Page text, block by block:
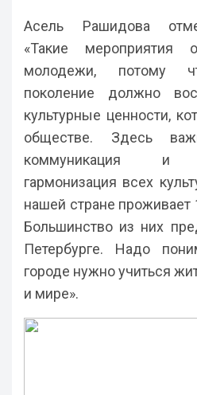
Асель Рашидова
«Такие
молодежи, потому
поколение должно
культурные ценности,
обществе. Здесь
коммуникация и
гармонизация всех
нашей стране проживает
Большинство из них
Петербурге. Надо
городе нужно учиться
и мире».